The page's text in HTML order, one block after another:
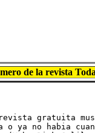
de la revista
gratuita
o ya no habia